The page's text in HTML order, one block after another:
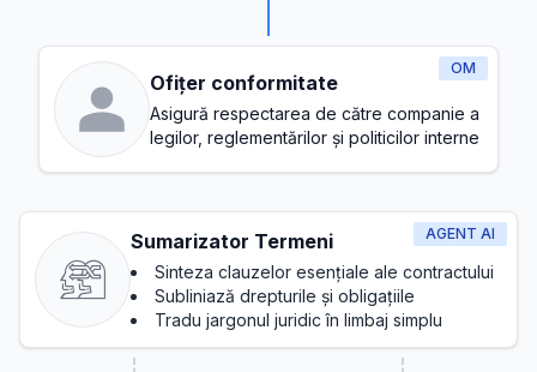
OM
Ofițer conformitate
Asigură respectarea de către companie a
legilor, reglementărilor și politicilor interne
AGENT AI
Sumarizator Termeni
Sinteza clauzelor esențiale ale contractului
Subliniază drepturile și obligațiile
Tradu jargonul juridic în limbaj simplu